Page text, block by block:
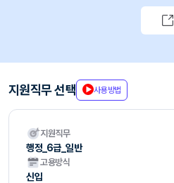
지원직무 선택 사용방법
지원직무
행정_6급_일반
고용방식
신입